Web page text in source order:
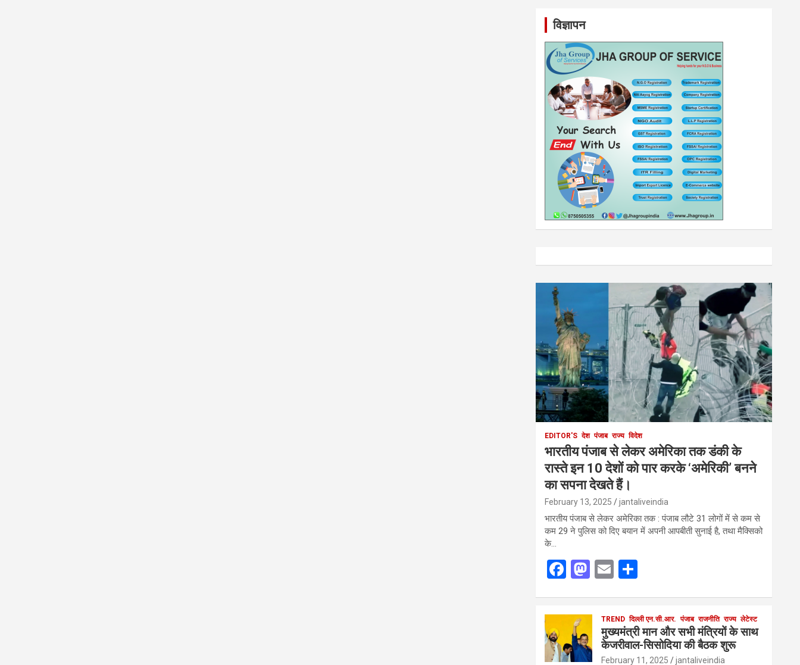
विज्ञापन
EDITOR'S देश पंजाब राज्य विदेश
भारतीय पंजाब से लेकर अमेरिका तक डंकी के
रास्ते इन 10 देशों को पार करके ‘अमेरिकी’ बनने
का सपना देखते हैं।
February 13, 2025 jantaliveindia
भारतीय पंजाब से लेकर अमेरिका तक : पंजाब लौटे 31 लोगों में से कम से
कम 29 ने पुलिस को दिए बयान में अपनी आपबीती सुनाई है, तथा मैक्सिको
के…
F
b
o
M
d
E
e
TREND दिल्ली एन.सी.आर. पंजाब राजनीति राज्य लेटेस्ट
मुख्यमंत्री मान और सभी मंत्रियों के साथ
केजरीवाल-सिसोदिया की बैठक शुरू
February 11, 2025 jantaliveindia